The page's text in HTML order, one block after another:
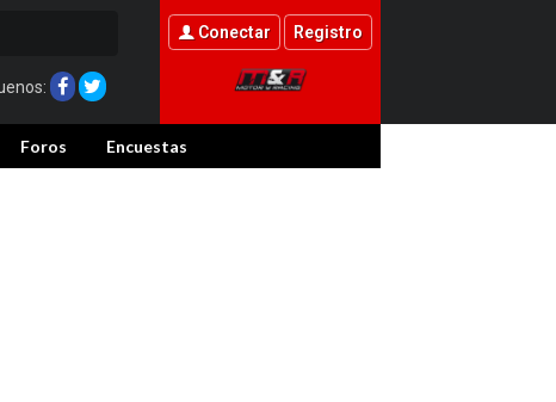
Conectar Registro
Foros Encuestas